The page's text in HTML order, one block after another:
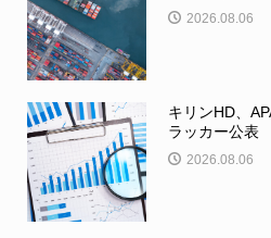
2026.08.06
キリンHD、
ラッカー公表
2026.08.06